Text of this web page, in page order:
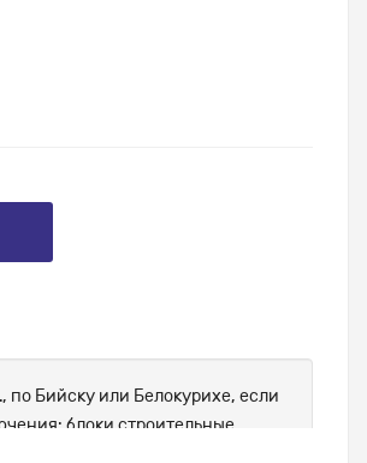
по Бийску или Белокурихе, если
блоки строительные,